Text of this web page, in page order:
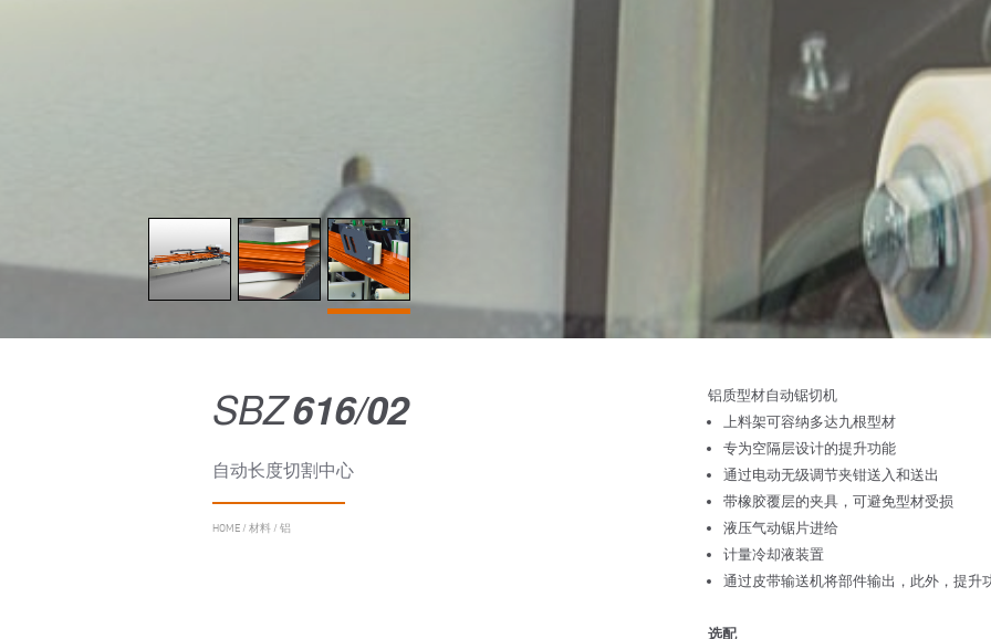
SBZ616/02
自动长度切割中心
HOME/ 材料/ 铝
铝质型材自动锯切机
上料架可容纳多达九根型材
专为空隔层设计的提升功能
通过电动无级调节夹钳送入和送出
带橡胶覆层的夹具，可避免型材受损
液压气动锯片进给
计量冷却液装置
通过皮带输送机将部件输出，此外，提升
选配